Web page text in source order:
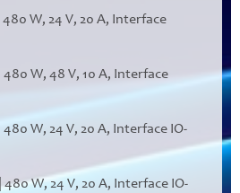
| 480 W, 24 V, 20 A, Interface
| 480 W, 48 V, 10 A, Interface
| 480 W, 24 V, 20 A, Interface IO-
| 480 W, 24 V, 20 A, Interface IO-